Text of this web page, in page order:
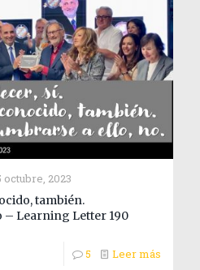
octubre, 2023
también.
– Learning Letter 190
5 Leer más